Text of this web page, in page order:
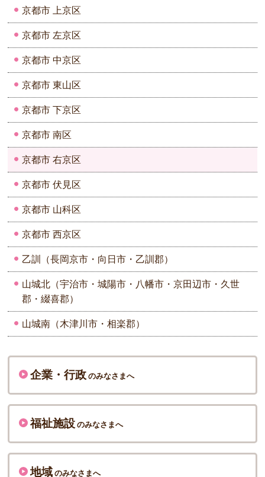
京都市 上京区
京都市 左京区
京都市 中京区
京都市 東山区
京都市 下京区
京都市 南区
京都市 右京区
京都市 伏見区
京都市 山科区
京都市 西京区
乙訓（長岡京市・向日市・乙訓郡）
山城北（宇治市・城陽市・八幡市・京田辺市・久世
郡・綴喜郡）
山城南（木津川市・相楽郡）
企業・行政のみなさまへ
福祉施設のみなさまへ
地域のみなさまへ